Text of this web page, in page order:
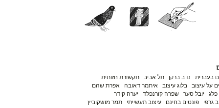
בעברית נדב ברקן תל אביב
תקשורת חזותית
על עיצוב
בלוג עיצוב איתמר דאובה
אפרת שהם
פלג
יובל סער שפרה קורנפלד
יערה קידר
גרפי
פונטים בחינם עיצוב תעשייתי
תמר מושקוביץ